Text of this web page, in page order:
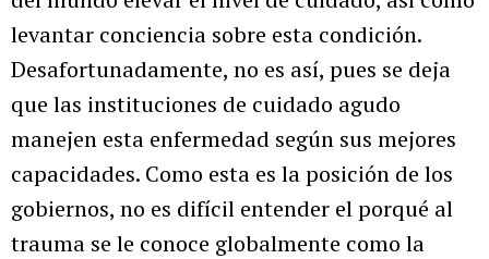
levantar conciencia sobre esta condición.
Desafortunadamente, no es así, pues se deja
que las instituciones de cuidado agudo
manejen esta enfermedad según sus mejores
capacidades. Como esta es la posición de los
gobiernos, no es difícil entender el porqué al
trauma se le conoce globalmente como la